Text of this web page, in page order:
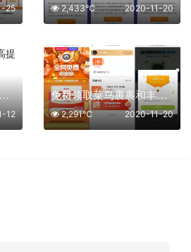
25 2020-11-20
2,433℃
速，最高提速到500M
12
免费领取菜鸟裹裹和丰巢的寄件优惠券
2020-11-20
2,291℃